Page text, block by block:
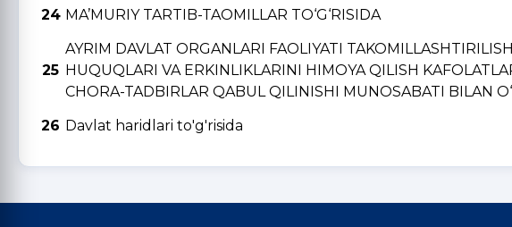
24 MA’MURIY TARTIB-TAOMILLAR TO‘G‘RISIDA
25
AYRIM DAVLAT ORGANLARI FAOLIYATI
HUQUQLARI VA ERKINLIKLARINI HIMOYA QILISH
CHORA-TADBIRLAR QABUL QILINISHI MUNOSABATI BILAN
26 Davlat haridlari to'g'risida